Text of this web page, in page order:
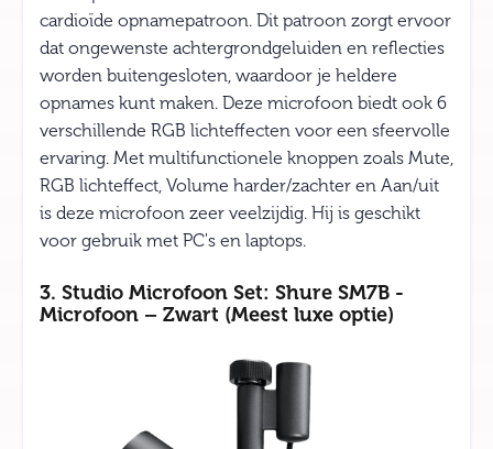
cardioïde opnamepatroon. Dit patroon zorgt ervoor
dat ongewenste achtergrondgeluiden en reflecties
worden buitengesloten, waardoor je heldere
opnames kunt maken. Deze microfoon biedt ook 6
verschillende RGB lichteffecten voor een sfeervolle
ervaring. Met multifunctionele knoppen zoals Mute,
RGB lichteffect, Volume harder/zachter en Aan/uit
is deze microfoon zeer veelzijdig. Hij is geschikt
voor gebruik met PC's en laptops.
3. Studio Microfoon Set: Shure SM7B -
Microfoon – Zwart (Meest luxe optie)